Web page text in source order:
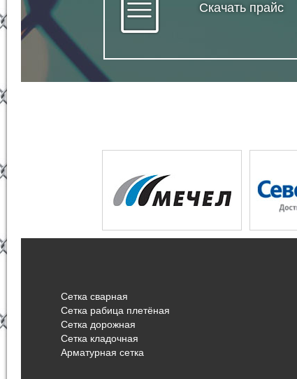
Скачать прайс
Сетка сварная
Сетка рабица плетёная
Сетка дорожная
Сетка кладочная
Арматурная сетка